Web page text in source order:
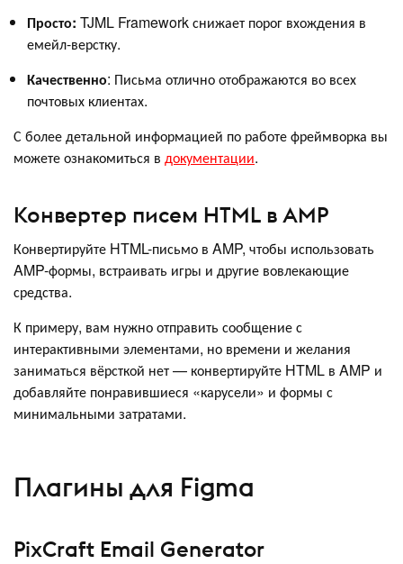
Просто: TJML Framework снижает порог вхождения в
емейл-верстку.
Качественно: Письма отлично отображаются во всех
почтовых клиентах.
С более детальной информацией по работе фреймворка вы
можете ознакомиться в документации.
Конвертер писем HTML в AMP
Конвертируйте HTML-письмо в AMP, чтобы использовать
AMP-формы, встраивать игры и другие вовлекающие
средства.
К примеру, вам нужно отправить сообщение с
интерактивными элементами, но времени и желания
заниматься вёрсткой нет — конвертируйте HTML в AMP и
добавляйте понравившиеся «карусели» и формы с
минимальными затратами.
Плагины для Figma
PixCraft Email Generator